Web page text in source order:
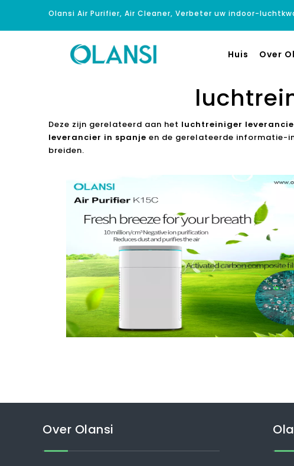
Olansi Air Purifier, Air Cleaner, Verbeter uw indoor-
Huis Over
Deze zijn gerelateerd aan het luchtreiniger
leverancier in spanje en de gerelateerde informatie-
breiden.
Over Olansi